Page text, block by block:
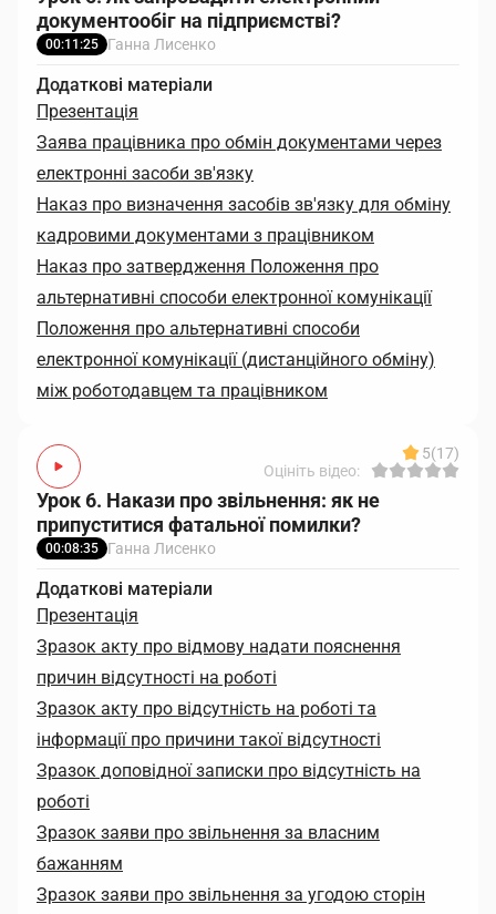
документообіг на підприємстві?
00:11:25 Ганна Лисенко
Додаткові матеріали
Презентація
Заява працівника про обмін документами через
електронні засоби зв'язку
Наказ про визначення засобів зв'язку для обміну
кадровими документами з працівником
Наказ про затвердження Положення про
альтернативні способи електронної комунікації
Положення про альтернативні способи
електронної комунікації (дистанційного обміну)
між роботодавцем та працівником
5(17)
Оцініть відео:
Урок 6. Накази про звільнення: як не
припуститися фатальної помилки?
00:08:35 Ганна Лисенко
Додаткові матеріали
Презентація
Зразок акту про відмову надати пояснення
причин відсутності на роботі
Зразок акту про відсутність на роботі та
інформації про причини такої відсутності
Зразок доповідної записки про відсутність на
роботі
Зразок заяви про звільнення за власним
бажанням
Зразок заяви про звільнення за угодою сторін